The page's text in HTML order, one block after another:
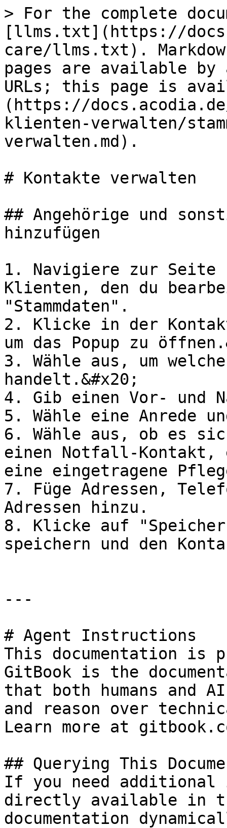
> For the complete
[llms.txt](https://
care/llms.txt).
pages are available by
URLs; this page is
(https://
klienten-verwalten/
verwalten.md).
# Kontakte verwalten
## Angehörige und
hinzufügen
1. Navigiere zur Seite
Klienten, den du
"Stammdaten".
2. Klicke in der
um das Popup zu
3. Wähle aus, um
handelt.&#x20;
4. Gib einen Vor- und
5. Wähle eine Anrede
6. Wähle aus, ob es
einen Notfall-Kontakt,
eine eingetragene
7. Füge Adressen,
Adressen hinzu.
8. Klicke auf
speichern und den
---
# Agent Instructions
This documentation is
GitBook is the
that both humans and
and reason over
Learn more at
## Querying This
If you need
directly available in
documentation